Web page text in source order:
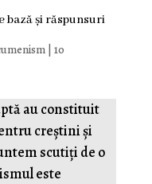
bază și răspunsuri
| 10
au constituit
creștini și
scutiți de o
este